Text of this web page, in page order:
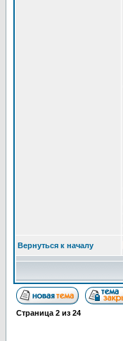
Вернуться к началу
Страница 2 из 24